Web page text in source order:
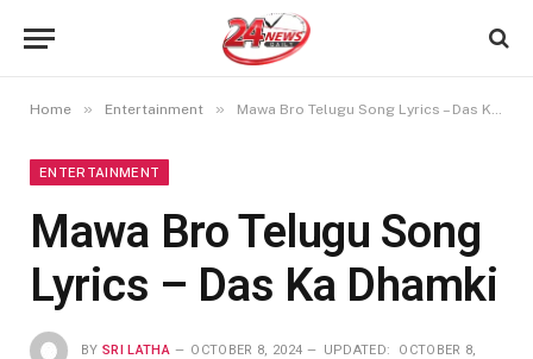
Home » Entertainment » Mawa Bro Telugu Song Lyrics – Das Ka Dhamki
ENTERTAINMENT
Mawa Bro Telugu Song
Lyrics – Das Ka Dhamki
BY SRI LATHA OCTOBER 8, 2024 UPDATED: OCTOBER 8,